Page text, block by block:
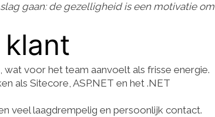
gaan: de gezelligheid is een motivatie om
voor het team aanvoelt als frisse energie.
als Sitecore, ASP.NET en het .NET
veel laagdrempelig en persoonlijk contact.